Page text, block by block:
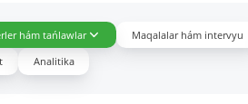
hám tańlawlar Maqalalar hám intervyu
Analitika